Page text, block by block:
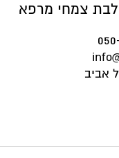
צמחי מרפא
אביב